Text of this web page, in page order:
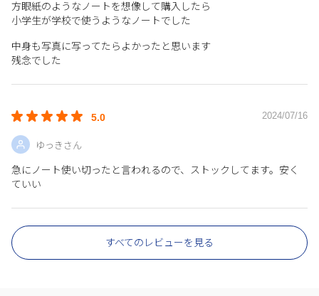
方眼紙のようなノートを想像して購入したら
小学生が学校で使うようなノートでした
中身も写真に写ってたらよかったと思います
残念でした
5.0 2024/07/16
ゆっきさん
急にノート使い切ったと言われるので、ストックしてます。安く
ていい
すべてのレビューを見る